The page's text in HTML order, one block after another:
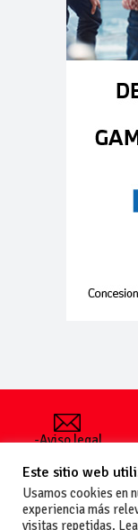
-Aviso legal
generales
de uso
-Política de
Este sitio web
Usamos cookies en
experiencia más
visitas repetidas.